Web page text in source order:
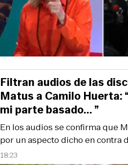
18:23
En los audios se confirma que
por un aspecto dicho en contra
Filtran audios de las
Matus a Camilo Huerta:
mi parte basado... ”